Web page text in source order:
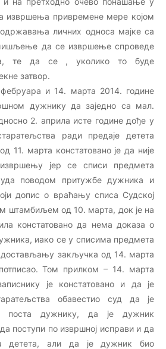
извршења привремене мере којом
личних односа мајке са
да се извршење спроведе
те да се , уколико то буде
затвор.
и 14. марта 2014. године
дужнику да заједно са мал.
2. априла исте године дође у
ради предаје детета
11. марта констатовано је да није
јер се списи предмета
поводом притужбе дужника и
допис о враћању списа Судској
штамбиљем од 10. марта, док је на
констатовано да нема доказа о
иако се у списима предмета
достављању закључка од 14. марта
Том прилком – 14. марта
је констатовано и да је
обавестио суд да је
поста дужнику, да је дужник
поступи по извршној исправи и да
детета, али да је дужник био